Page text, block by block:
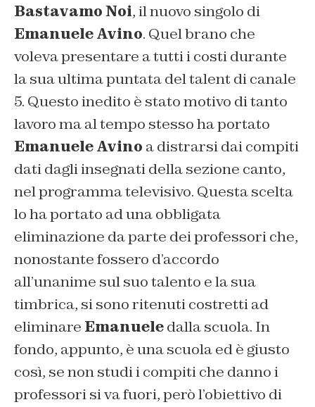
Bastavamo Noi, il nuovo singolo di
Emanuele Avino. Quel brano che
voleva presentare a tutti i costi durante
la sua ultima puntata del talent di canale
5. Questo inedito è stato motivo di tanto
lavoro ma al tempo stesso ha portato
Emanuele Avino a distrarsi dai compiti
dati dagli insegnati della sezione canto,
nel programma televisivo. Questa scelta
lo ha portato ad una obbligata
eliminazione da parte dei professori che,
nonostante fossero d’accordo
all’unanime sul suo talento e la sua
timbrica, si sono ritenuti costretti ad
eliminare Emanueledalla scuola. In
fondo, appunto, è una scuola ed è giusto
così, se non studi i compiti che danno i
professori si va fuori, però l’obiettivo di